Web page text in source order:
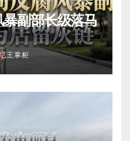
副部长级落马
王掌柜